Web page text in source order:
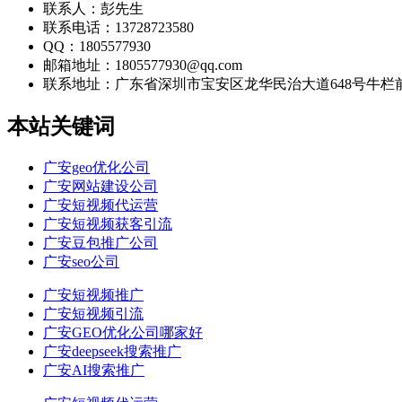
联系人：彭先生
联系电话：13728723580
QQ：1805577930
邮箱地址：1805577930@qq.com
联系地址： 广东省深圳市宝安区龙华民治大道648号牛栏
本站关键词
广安geo优化公司
广安网站建设公司
广安短视频代运营
广安短视频获客引流
广安豆包推广公司
广安seo公司
广安短视频推广
广安短视频引流
广安GEO优化公司哪家好
广安deepseek搜索推广
广安AI搜索推广